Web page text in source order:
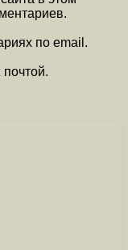
по email.